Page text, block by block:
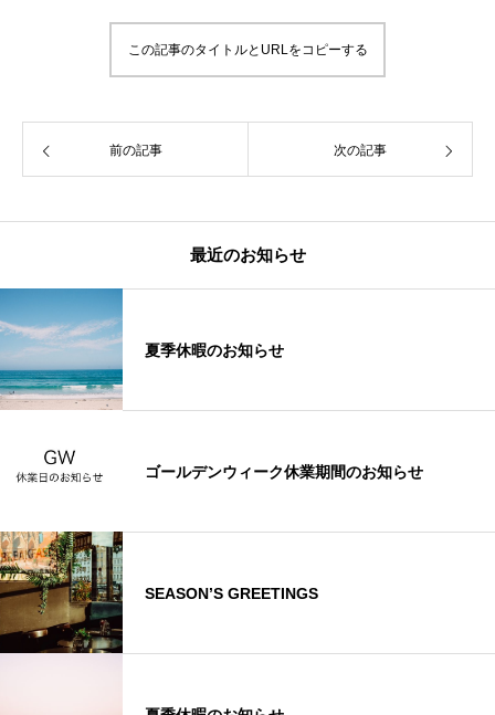
この記事のタイトルとURLをコピーする
前の記事 次の記事
最近のお知らせ
夏季休暇のお知らせ
ゴールデンウィーク休業期間のお知らせ
SEASON’S GREETINGS